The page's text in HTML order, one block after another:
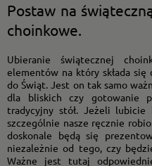
Postaw na
choinkowe.
Ubieranie świątecznej
elementów na który składa się
do Świąt. Jest on tak samo
dla bliskich czy gotowanie
tradycyjny stół. Jeżeli
szczególnie nasze ręcznie
doskonale będą się
niezależnie od tego, czy
Ważne jest tutaj